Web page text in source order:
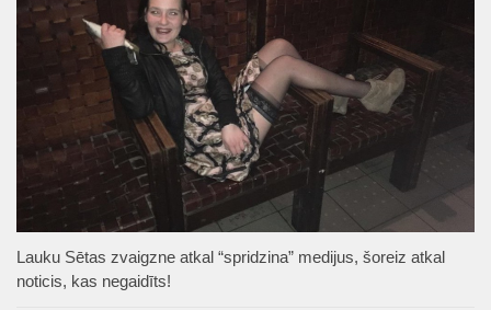
Lauku Sētas zvaigzne atkal “spridzina” medijus, šoreiz atkal
noticis, kas negaidīts!